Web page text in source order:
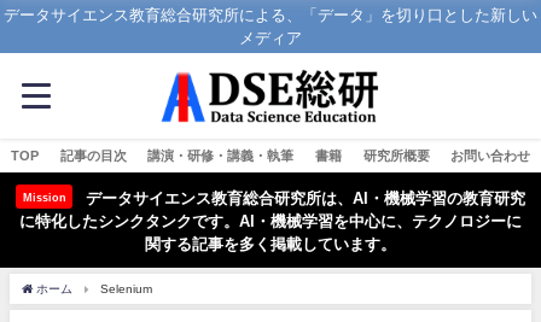
データサイエンス教育総合研究所による、「データ」を切り口とした新しい
メディア
TOP 記事の目次 講演・研修・講義・執筆 書籍 研究所概要 お問い合わせ
Mission
データサイエンス教育総合研究所は、AI・機械学習の教育研究
に特化したシンクタンクです。AI・機械学習を中心に、テクノロジーに
関する記事を多く掲載しています。
ホーム Selenium